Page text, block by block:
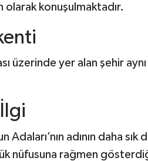
olarak konuşulmaktadır.
üzerinde yer alan şehir
adının daha sık
nüfusuna rağmen